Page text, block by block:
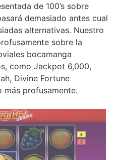
de 100’s sobre
demasiado antes cual
alternativas. Nuestro
sobre la
bocamanga
como Jackpot 6,000,
Divine Fortune
más profusamente.